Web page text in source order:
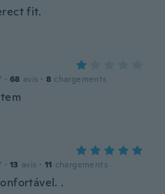
fit.
· 68 avis · 8 chargements
· 13 avis · 11 chargements
.